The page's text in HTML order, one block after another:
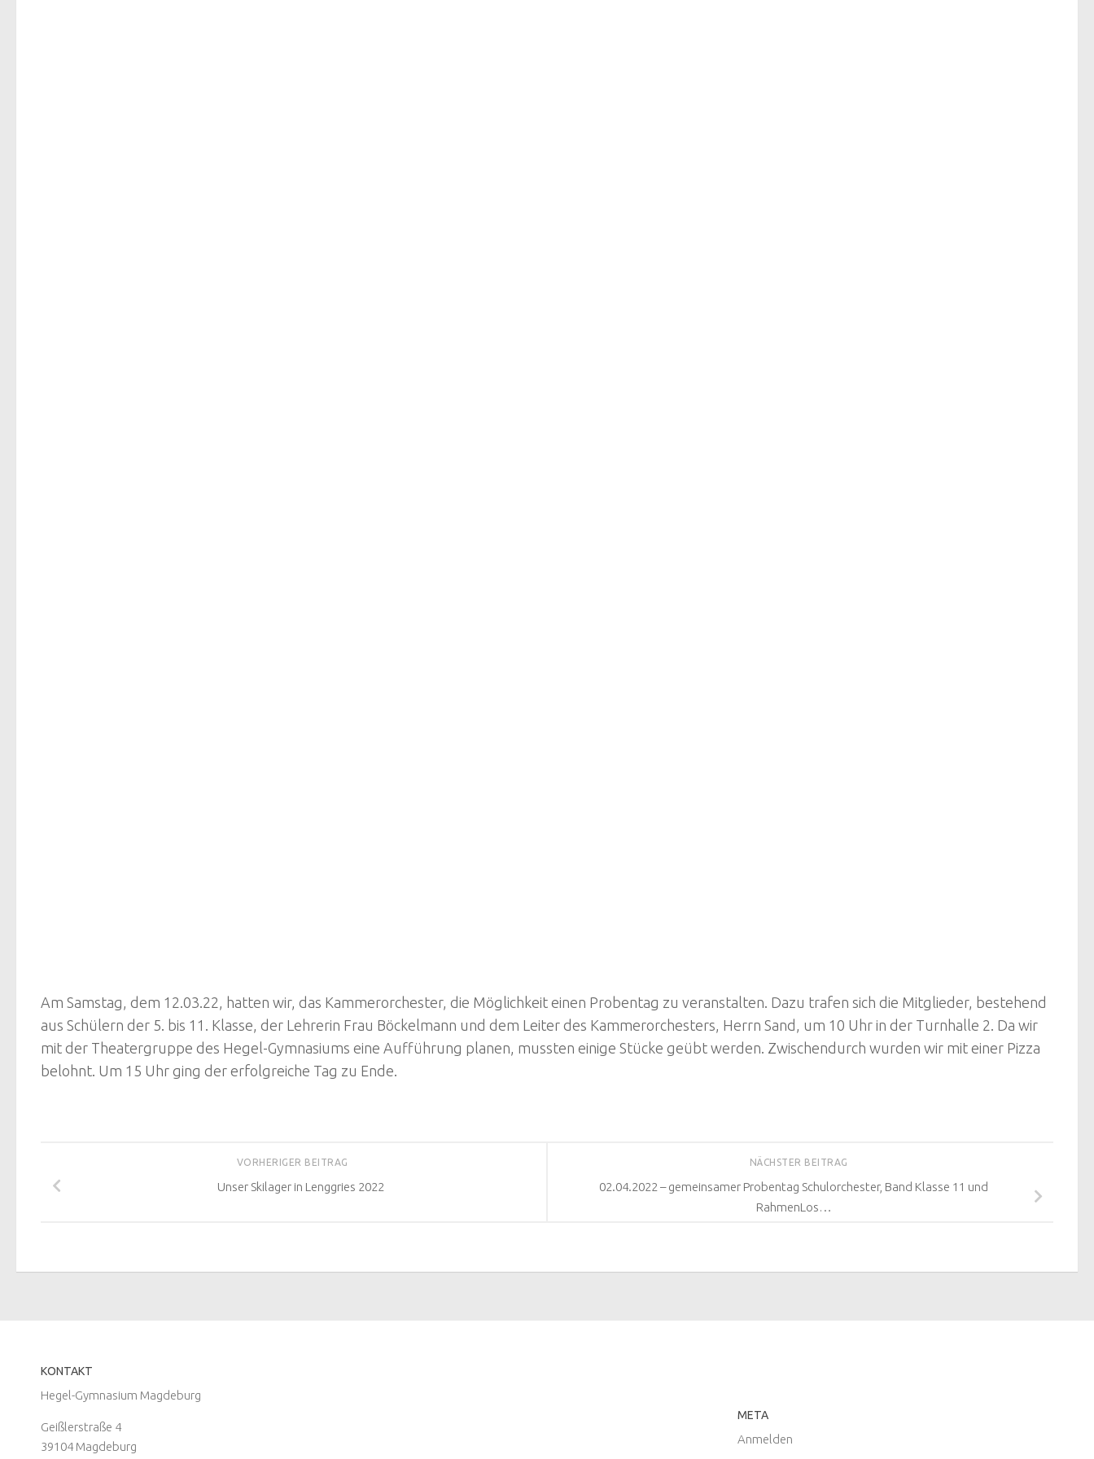
Am Samstag, dem 12.03.22, hatten wir, das Kammerorchester, die Möglichkeit einen Probentag zu veranstalten. Dazu trafen sich die Mitglieder, bestehend
aus Schülern der 5. bis 11. Klasse, der Lehrerin Frau Böckelmann und dem Leiter des Kammerorchesters, Herrn Sand, um 10 Uhr in der Turnhalle 2. Da wir
mit der Theatergruppe des Hegel-Gymnasiums eine Aufführung planen, mussten einige Stücke geübt werden. Zwischendurch wurden wir mit einer Pizza
belohnt. Um 15 Uhr ging der erfolgreiche Tag zu Ende.
NÄCHSTER BEITRAG
02.04.2022 – gemeinsamer Probentag Schulorchester, Band Klasse 11 und
RahmenLos…
VORHERIGER BEITRAG
Unser Skilager in Lenggries 2022
KONTAKT
Hegel-Gymnasium Magdeburg
Geißlerstraße 4
39104 Magdeburg
META
Anmelden